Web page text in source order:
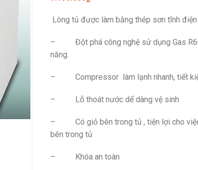
Đặc
Lòng tủ được làm bằng thép sơn tĩnh điện
– Đột phá công nghệ sử dụng Gas
năng.
– Compressor làm lạnh nhanh, tiết
– Lỗ thoát nước dể dàng vệ sinh
– Có giỏ bên trong tủ , tiện lợi cho việc
bên trong tủ
– Khóa an toàn